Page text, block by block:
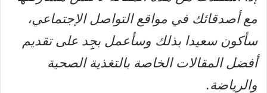
مع أصدقائك في مواقع التواصل الإجتماعي،
سأكون سعيدا بذلك وسأعمل بجِِد على تقديم
أفضل المقالات الخاصة بالتغذية الصحية
والرياضة.